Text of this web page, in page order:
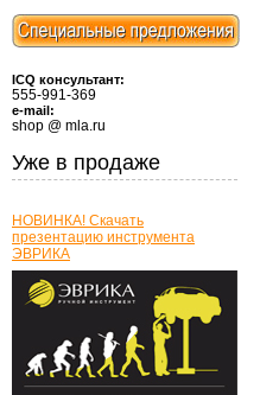
ICQ консультант:
555-991-369
e-mail:
shop @ mla.ru
Уже в продаже
НОВИНКА! Скачать
презентацию инструмента
ЭВРИКА